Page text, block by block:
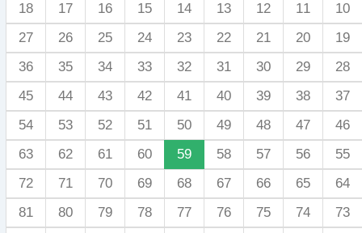
10
11
12
13
14
15
16
17
18
19
20
21
22
23
24
25
26
27
28
29
30
31
32
33
34
35
36
37
38
39
40
41
42
43
44
45
46
47
48
49
50
51
52
53
54
55
56
57
58
59
60
61
62
63
64
65
66
67
68
69
70
71
72
73
74
75
76
77
78
79
80
81